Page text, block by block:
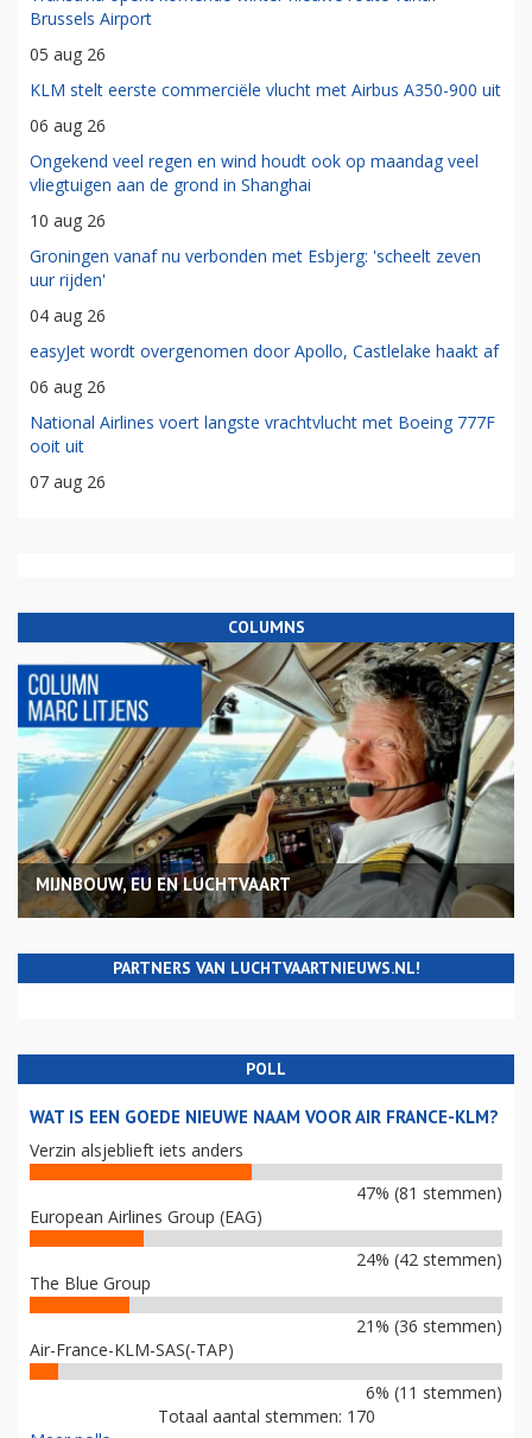
Brussels Airport
05 aug 26
KLM stelt eerste commerciële vlucht met Airbus A350-900 uit
06 aug 26
Ongekend veel regen en wind houdt ook op maandag veel
vliegtuigen aan de grond in Shanghai
10 aug 26
Groningen vanaf nu verbonden met Esbjerg: 'scheelt zeven
uur rijden'
04 aug 26
easyJet wordt overgenomen door Apollo, Castlelake haakt af
06 aug 26
National Airlines voert langste vrachtvlucht met Boeing 777F
ooit uit
07 aug 26
COLUMNS
MIJNBOUW, EU EN LUCHTVAART
PARTNERS VAN LUCHTVAARTNIEUWS.NL!
POLL
WAT IS EEN GOEDE NIEUWE NAAM VOOR AIR FRANCE-KLM?
Verzin alsjeblieft iets anders
47% (81 stemmen)
European Airlines Group (EAG)
24% (42 stemmen)
The Blue Group
21% (36 stemmen)
Air-France-KLM-SAS(-TAP)
6% (11 stemmen)
Totaal aantal stemmen: 170